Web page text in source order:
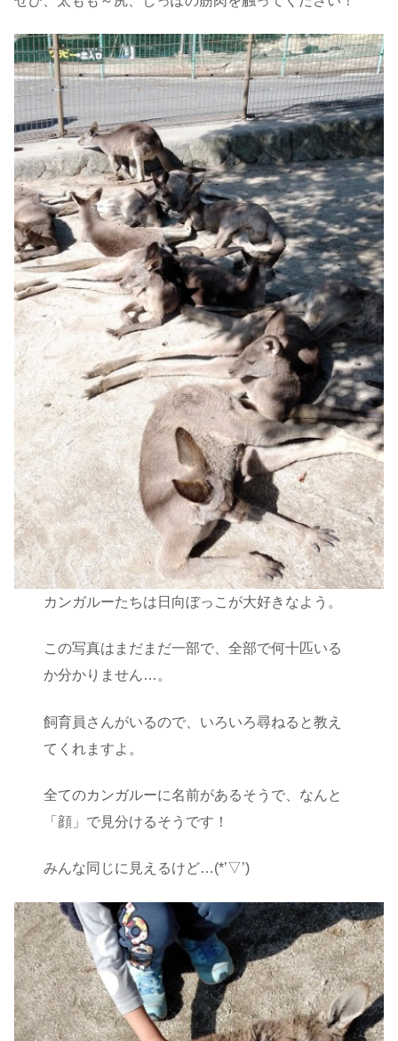
カンガルーたちは日向ぼっこが大好きなよう。
この写真はまだまだ一部で、全部で何十匹いる
か分かりません…。
飼育員さんがいるので、いろいろ尋ねると教え
てくれますよ。
全てのカンガルーに名前があるそうで、なんと
「顔」で見分けるそうです！
みんな同じに見えるけど…(*’▽’)